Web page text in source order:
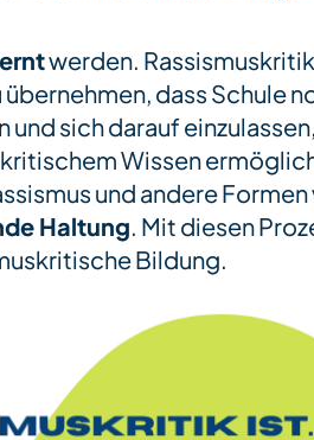
werden.
dass Schule
sich darauf
Wissen
und andere
Haltung. Mit diesen
Bildung.